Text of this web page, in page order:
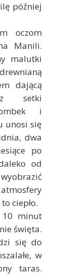
później
oczom
Manili.
malutki
dającą
setki
i
unosi się
dwa
po
od
ciepło.
10 minut
święta.
się do
w
taras.